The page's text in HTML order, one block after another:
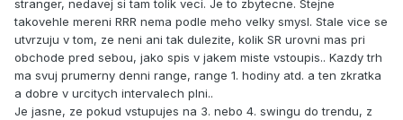
stranger, nedavej si tam tolik veci. Je to zbytecne. Stejne
takovehle mereni RRR nema podle meho velky smysl. Stale vice se
utvrzuju v tom, ze neni ani tak dulezite, kolik SR urovni mas pri
obchode pred sebou, jako spis v jakem miste vstoupis.. Kazdy trh
ma svuj prumerny denni range, range 1. hodiny atd. a ten zkratka
a dobre v urcitych intervalech plni..
Je jasne, ze pokud vstupujes na 3. nebo 4. swingu do trendu, z